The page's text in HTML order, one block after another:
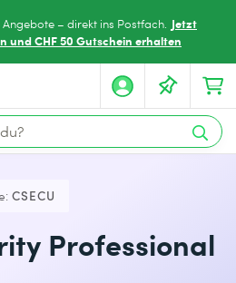
Angebote – direkt ins Postfach. Jetzt
und CHF 50 Gutschein erhalten
CSECU
Professional